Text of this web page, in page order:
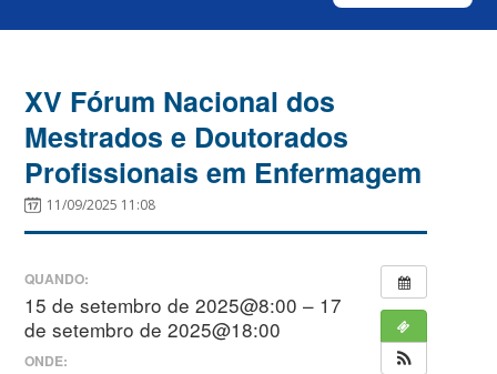
XV Fórum Nacional dos
Mestrados e Doutorados
Profissionais em Enfermagem
11/09/2025 11:08
QUANDO:
15 de setembro de 2025@8:00 – 17
de setembro de 2025@18:00
ONDE: